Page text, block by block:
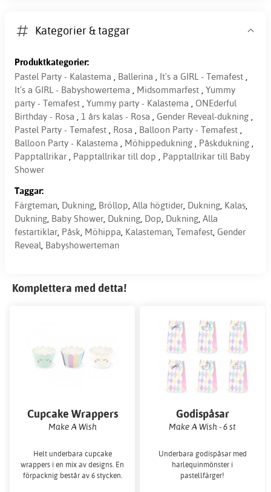
Kategorier & taggar
Produktkategorier:
Pastel Party - Kalastema , Ballerina , It's a GIRL - Temafest ,
It's a GIRL - Babyshowertema , Midsommarfest , Yummy
party - Temafest , Yummy party - Kalastema , ONEderful
Birthday - Rosa , 1 års kalas - Rosa , Gender Reveal-dukning ,
Pastel Party - Temafest , Rosa , Balloon Party - Temafest ,
Balloon Party - Kalastema , Möhippedukning , Påskdukning ,
Papptallrikar , Papptallrikar till dop , Papptallrikar till Baby
Shower
Taggar:
Färgteman, Dukning, Bröllop, Alla högtider, Dukning, Kalas,
Dukning, Baby Shower, Dukning, Dop, Dukning, Alla
festartiklar, Påsk, Möhippa, Kalasteman, Temafest, Gender
Reveal, Babyshowerteman
Komplettera med detta!
Cupcake Wrappers
Unicorn
Make A Wish
Helt underbara cupcake
wrappers i en mix av designs. En
förpacknig består av 6 stycken.
Godispåsar
Make A Wish - 6 st
Underbara godispåsar med
harlequinmönster i
pastellfärger!